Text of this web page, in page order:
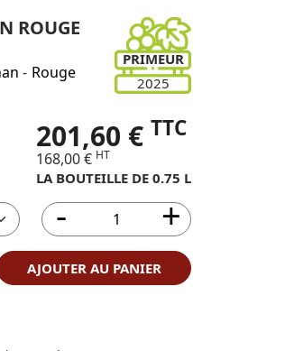
ROUGE
- Rouge
PRIMEUR
2025
201,60 € TTC
168,00 € HT
LA BOUTEILLE DE 0.75 L
AJOUTER AU PANIER